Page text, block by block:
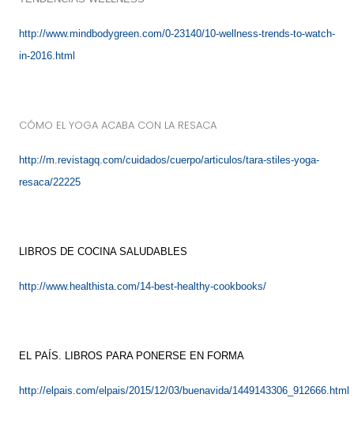
http://www.mindbodygreen.com/0-23140/10-wellness-trends-to-watch-
in-2016.html
CÓMO EL YOGA ACABA CON LA RESACA
http://m.revistagq.com/cuidados/cuerpo/articulos/tara-stiles-yoga-
resaca/22225
LIBROS DE COCINA SALUDABLES
http://www.healthista.com/14-best-healthy-cookbooks/
EL PAÍS. LIBROS PARA PONERSE EN FORMA
http://elpais.com/elpais/2015/12/03/buenavida/1449143306_912666.html